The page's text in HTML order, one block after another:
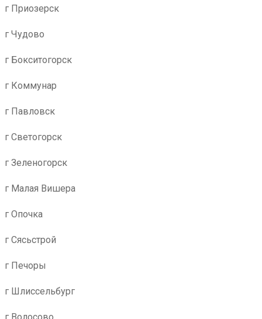
г Приозерск
г Чудово
г Бокситогорск
г Коммунар
г Павловск
г Светогорск
г Зеленогорск
г Малая Вишера
г Опочка
г Сясьстрой
г Печоры
г Шлиссельбург